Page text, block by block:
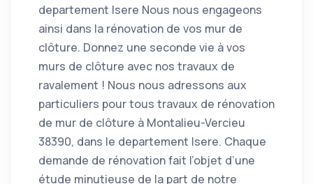
departement Isere Nous nous engageons
ainsi dans la rénovation de vos mur de
clôture. Donnez une seconde vie à vos
murs de clôture avec nos travaux de
ravalement ! Nous nous adressons aux
particuliers pour tous travaux de rénovation
de mur de clôture à Montalieu-Vercieu
38390, dans le departement Isere. Chaque
demande de rénovation fait l’objet d’une
étude minutieuse de la part de notre